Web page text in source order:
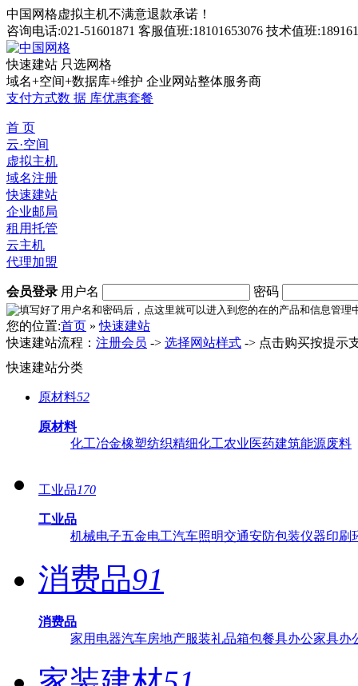
中国网格虚拟主机不满意退款承诺！
咨询电话:021-51601871 客服值班:18101653076 技术值班
快速建站 只选网格
域名+空间+数据库+维护 企业网站整体服务商
支付方式数 据 库优惠套餐
首 页
云·空间
虚拟主机
域名注册
快速建站
企业邮局
租用托管
云主机
代理加盟
会员登录 用户名 密码
您的位置:首页 »快速建站
快速建站流程： 注册会员 -> 选择网站样式 -> 点击购买按提示
快速建站分类
原材料52
原材料
化工冶金橡塑纺织精细化工农业医药建筑能源废料
工业品170
工业品
机械电子五金电工汽车照明交通安防包装仪器印刷
消费品91
消费品
家用电器汽车房地产服装礼品箱包餐具办公家具办